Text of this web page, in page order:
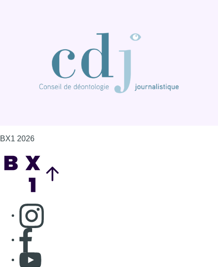
BX1 2026
Consulter page Instagram
Consulter page Facebook
Consulter Youtube